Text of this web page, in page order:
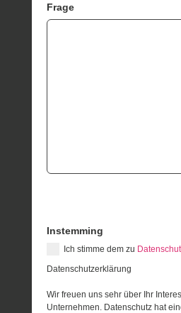
Frage
Instemming
Ich stimme dem zu
Datenschutzerklärung
Wir freuen uns sehr über Ihr
Unternehmen. Datenschutz hat